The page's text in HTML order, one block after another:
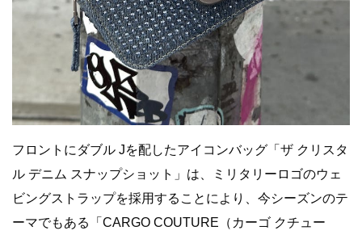
フロントにダブル Jを配したアイコンバッグ「ザ クリスタ
ル デニム スナップショット」は、ミリタリーロゴのウェ
ビングストラップを採用することにより、今シーズンのテ
ーマでもある「CARGO COUTURE（カーゴ クチュー